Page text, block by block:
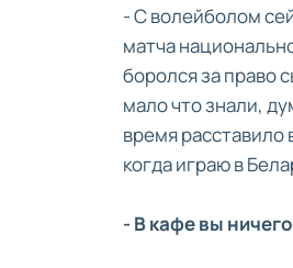
- С волейболом
матча
боролся за право
мало что знали,
время расставило
когда играю в
- В кафе вы